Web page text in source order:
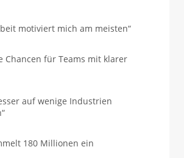
motiviert mich am meisten“
Chancen für Teams mit klarer
auf wenige Industrien
180 Millionen ein